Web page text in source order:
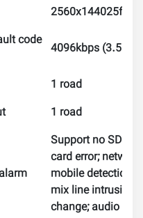
code 4096kbps (3.5MP)
1 road
1 road
Support no SD
card error;
mobile detection;
mix line intrusion;
change; audio